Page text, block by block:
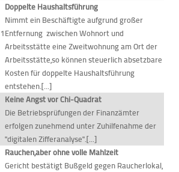
Doppelte Haushaltsführung
Nimmt ein Beschäftigte aufgrund großer
Entfernung zwischen Wohnort und
Arbeitsstätte eine Zweitwohnung am Ort der
Arbeitsstätte,so können steuerlich absetzbare
Kosten für doppelte Haushaltsführung
entstehen.[...]
Keine Angst vor Chi-Quadrat
Die Betriebsprüfungen der Finanzämter
erfolgen zunehmend unter Zuhilfenahme der
"digitalen Zifferanalyse".[...]
Rauchen,aber ohne volle Mahlzeit
Gericht bestätigt Bußgeld gegen Raucherlokal,